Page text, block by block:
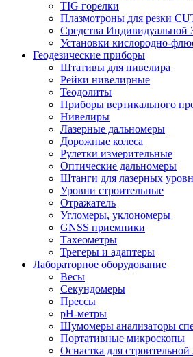
TIG горелки
Плазмотроны для резки
Средства
Установки кислородно-
Геодезические приборы
Штативы для нивелира
Рейки нивелирные
Теодолиты
Приборы вертикального
Нивелиры
Лазерные дальномеры
Дорожные колеса
Рулетки измерительные
Оптические дальномеры
Штанги для лазерных
Уровни строительные
Отражатель
Угломеры, уклономеры
GNSS приемники
Тахеометры
Трегеры и адаптеры
Лабораторное оборудование
Весы
Секундомеры
Прессы
pH-метры
Шумомеры анализаторы
Портативные микроскопы
Оснастка для строительной